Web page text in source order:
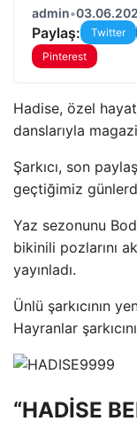
admin•
Paylaş: Twitter
Pinterest
Hadise, özel
danslarıyla
Şarkıcı, son
geçtiğimiz
Yaz sezonunu
bikinili pozlarını
yayınladı.
Ünlü şarkıcının
Hayranlar
“HADİSE